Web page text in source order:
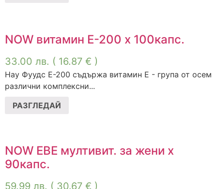
NOW витамин Е-200 x 100капс.
33.00 лв. ( 16.87 € )
Нау Фуудс E-200 съдържа витамин Е - група от осем
различни комплексни...
РАЗГЛЕДАЙ
NOW ЕВЕ мултивит. за жени x
90капс.
59.99 лв. ( 30.67 € )